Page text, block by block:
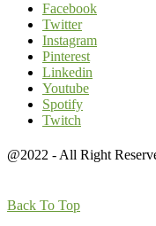
Facebook
Twitter
Instagram
Pinterest
Linkedin
Youtube
Spotify
Twitch
@2022 - All Right
Back To Top